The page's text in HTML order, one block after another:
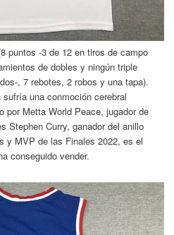
puntos -3 de 12 en tiros de campo
de dobles y ningún triple
, 7 rebotes, 2 robos y una tapa).
una conmoción cerebral
por Metta World Peace, jugador de
Stephen Curry, ganador del anillo
y MVP de las Finales 2022, es el
conseguido vender.